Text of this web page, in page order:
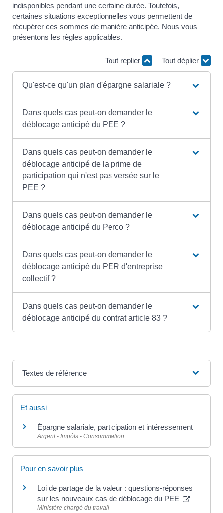
indisponibles pendant une certaine durée. Toutefois,
certaines situations exceptionnelles vous permettent de
récupérer ces sommes de manière anticipée. Nous vous
présentons les règles applicables.
Tout replier Tout déplier
Qu'est-ce qu'un plan d'épargne salariale ?
Dans quels cas peut-on demander le
déblocage anticipé du PEE ?
Dans quels cas peut-on demander le
déblocage anticipé de la prime de
participation qui n'est pas versée sur le
PEE ?
Dans quels cas peut-on demander le
déblocage anticipé du Perco ?
Dans quels cas peut-on demander le
déblocage anticipé du PER d'entreprise
collectif ?
Dans quels cas peut-on demander le
déblocage anticipé du contrat article 83 ?
Textes de référence
Et aussi
Épargne salariale, participation et intéressement
Argent - Impôts - Consommation
Pour en savoir plus
Loi de partage de la valeur : questions-réponses
sur les nouveaux cas de déblocage du PEE
Ministère chargé du travail